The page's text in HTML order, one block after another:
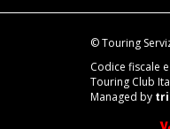
© Touring
Codice fiscale
Touring Club
Managed by